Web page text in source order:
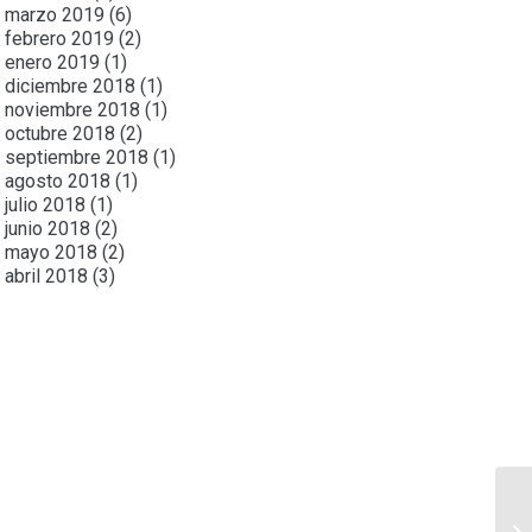
marzo 2019 (6)
febrero 2019 (2)
enero 2019 (1)
diciembre 2018 (1)
noviembre 2018 (1)
octubre 2018 (2)
septiembre 2018 (1)
agosto 2018 (1)
julio 2018 (1)
junio 2018 (2)
mayo 2018 (2)
abril 2018 (3)